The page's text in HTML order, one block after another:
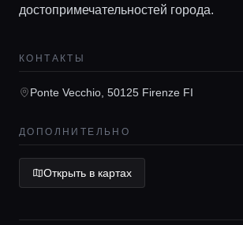
Гиды
Консьерж
Lifestyle журнал
достопримечательностей города.
КОНТАКТЫ
Ponte Vecchio, 50125 Firenze FI
ДОПОЛНИТЕЛЬНО
Открыть в картах